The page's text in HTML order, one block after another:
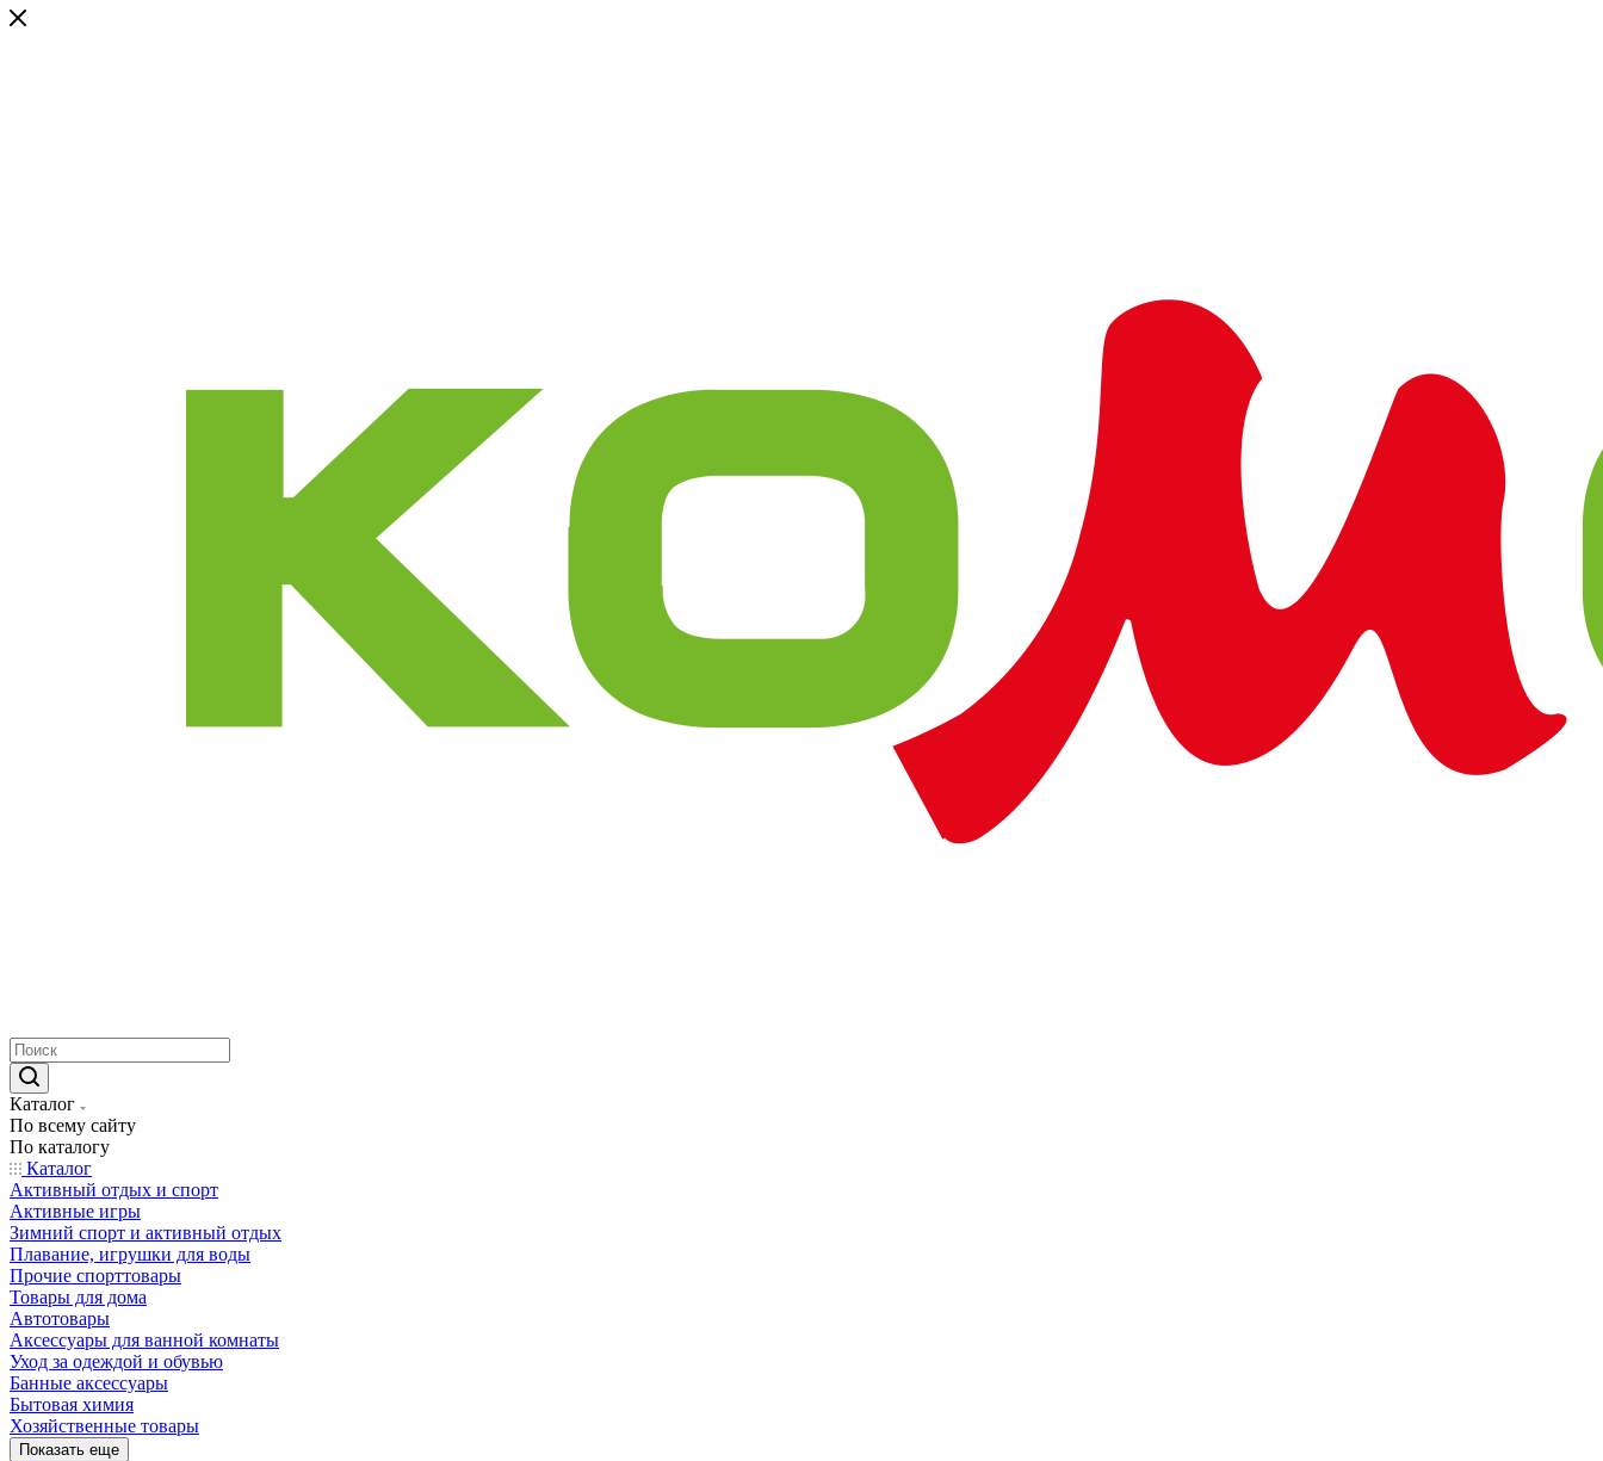
Каталог
По всему сайту
По каталогу
Каталог
Активный отдых и спорт
Активные игры
Зимний спорт и активный отдых
Плавание, игрушки для воды
Прочие спорттовары
Товары для дома
Автотовары
Аксессуары для ванной комнаты
Уход за одеждой и обувью
Банные аксессуары
Бытовая химия
Хозяйственные товары
Показать еще